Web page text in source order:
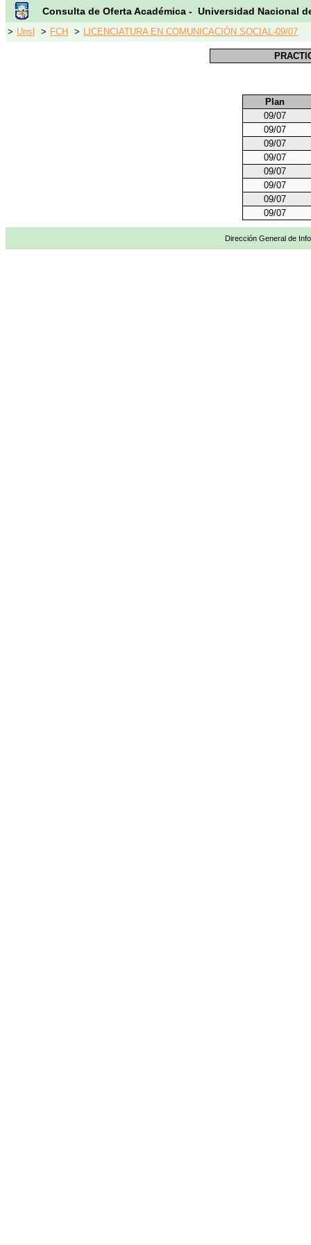
Consulta de Oferta Académica - Universidad Nacional
> Unsl > FCH > LICENCIATURA EN COMUNICACIÓN SOCIAL-09/07
Plan
09/07
09/07
09/07
09/07
09/07
09/07
09/07
09/07
Dirección General de